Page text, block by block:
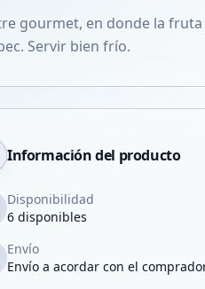
gourmet, en donde la
Servir bien frío.
Información del producto
Disponibilidad
6 disponibles
Envío
Envío a acordar con el